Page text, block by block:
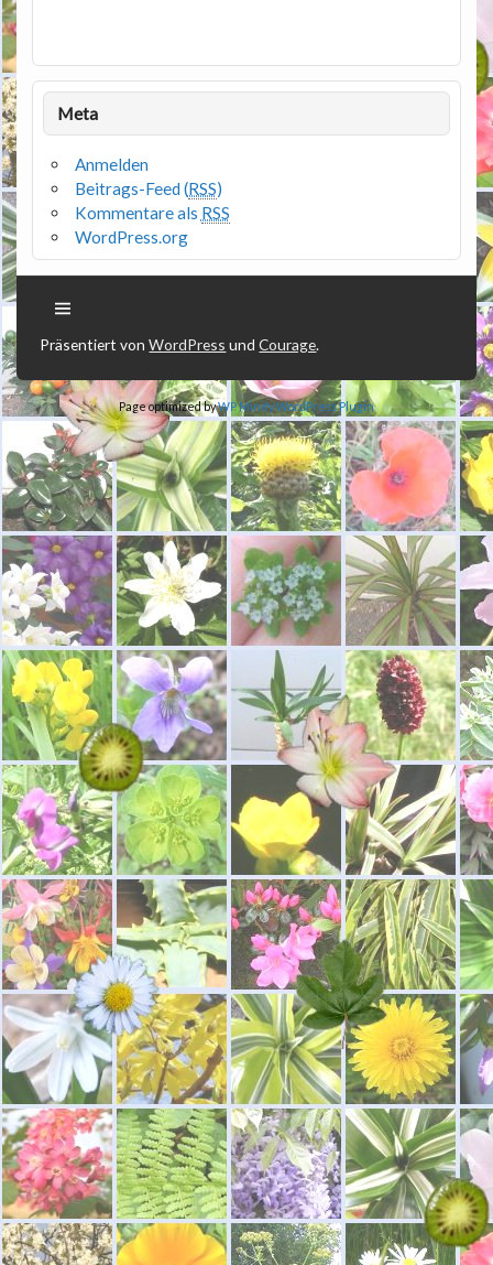
Meta
Anmelden
Beitrags-Feed (RSS)
Kommentare als RSS
WordPress.org
Präsentiert vonWordPress undCourage.
Page optimized byWP MinifyWordPress Plugin